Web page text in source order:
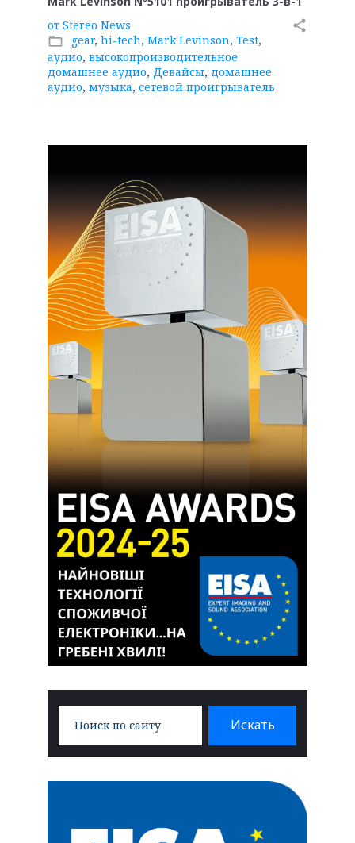
от Stereo News
folder_open gear, hi-tech, Mark Levinson, Test,
аудио, высокопроизводительное
домашнее аудио, Девайсы, домашнее
аудио, музыка, сетевой проигрыватель
share
Искать